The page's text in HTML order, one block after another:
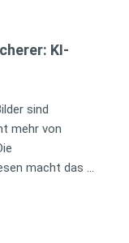
KI-
sind
mehr von
macht das …